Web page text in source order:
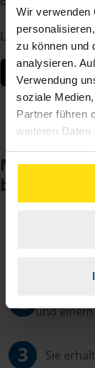
Wir verwenden
zu können und
analysieren.
Verwendung
soziale
Partner führen
weiteren Daten
gesammelt
können Sie
unserer
Laden Sie die
Noch
Sie
2 und
3 Sie